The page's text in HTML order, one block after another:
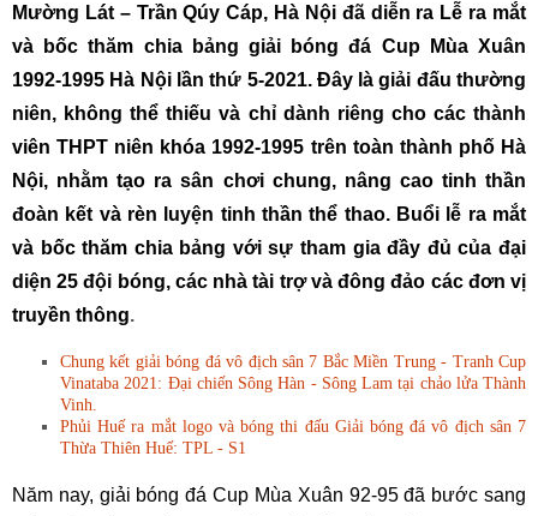
Mường Lát – Trần Qúy Cáp, Hà Nội đã diễn ra Lễ ra mắt
và bốc thăm chia bảng giải bóng đá Cup Mùa Xuân
1992-1995 Hà Nội lần thứ 5-2021. Đây là giải đấu thường
niên, không thể thiếu và chỉ dành riêng cho các thành
viên THPT niên khóa 1992-1995 trên toàn thành phố Hà
Nội, nhằm tạo ra sân chơi chung, nâng cao tinh thần
đoàn kết và rèn luyện tinh thần thể thao. Buổi lễ ra mắt
và bốc thăm chia bảng với sự tham gia đầy đủ của đại
diện 25 đội bóng, các nhà tài trợ và đông đảo các đơn vị
truyền thông.
Chung kết giải bóng đá vô địch sân 7 Bắc Miền Trung - Tranh Cup
Vinataba 2021: Đại chiến Sông Hàn - Sông Lam tại chảo lửa Thành
Vinh.
Phủi Huế ra mắt logo và bóng thi đấu Giải bóng đá vô địch sân 7
Thừa Thiên Huế: TPL - S1
Năm nay, giải bóng đá Cup Mùa Xuân 92-95 đã bước sang